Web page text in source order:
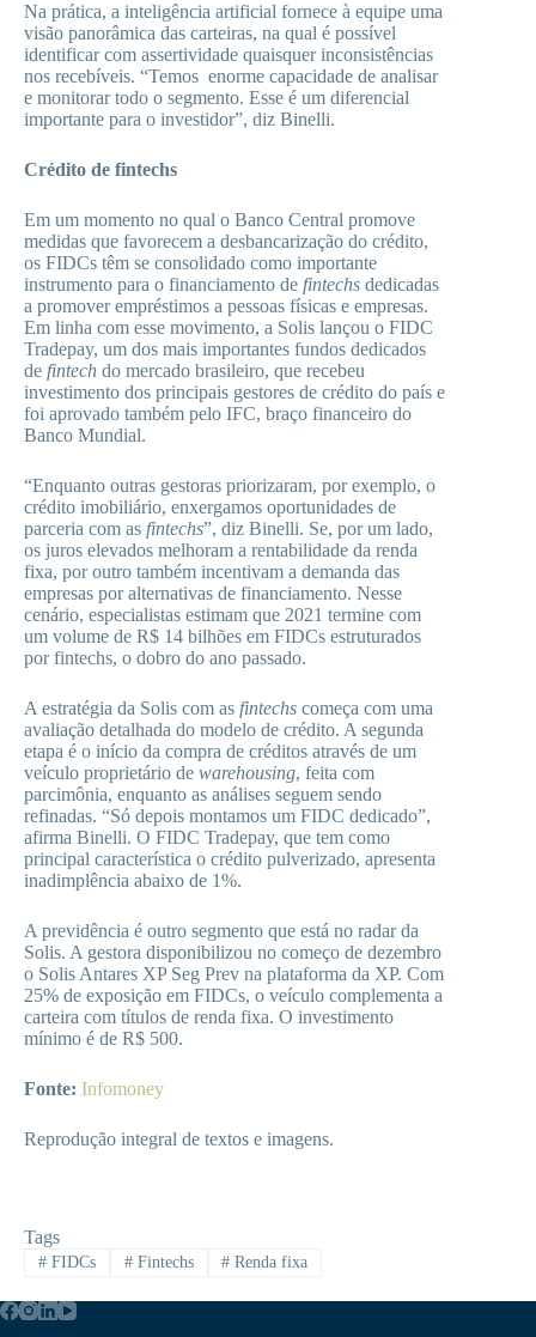
Na prática, a inteligência artificial fornece à equipe uma
visão panorâmica das carteiras, na qual é possível
identificar com assertividade quaisquer inconsistências
nos recebíveis. “Temos enorme capacidade de analisar
e monitorar todo o segmento. Esse é um diferencial
importante para o investidor”, diz Binelli.
Crédito de fintechs
Em um momento no qual o Banco Central promove
medidas que favorecem a desbancarização do crédito,
os FIDCs têm se consolidado como importante
instrumento para o financiamento de fintechs dedicadas
a promover empréstimos a pessoas físicas e empresas.
Em linha com esse movimento, a Solis lançou o FIDC
Tradepay, um dos mais importantes fundos dedicados
de fintech do mercado brasileiro, que recebeu
investimento dos principais gestores de crédito do país e
foi aprovado também pelo IFC, braço financeiro do
Banco Mundial.
“Enquanto outras gestoras priorizaram, por exemplo, o
crédito imobiliário, enxergamos oportunidades de
parceria com as fintechs”, diz Binelli. Se, por um lado,
os juros elevados melhoram a rentabilidade da renda
fixa, por outro também incentivam a demanda das
empresas por alternativas de financiamento. Nesse
cenário, especialistas estimam que 2021 termine com
um volume de R$ 14 bilhões em FIDCs estruturados
por fintechs, o dobro do ano passado.
A estratégia da Solis com as fintechs começa com uma
avaliação detalhada do modelo de crédito. A segunda
etapa é o início da compra de créditos através de um
veículo proprietário de warehousing, feita com
parcimônia, enquanto as análises seguem sendo
refinadas. “Só depois montamos um FIDC dedicado”,
afirma Binelli. O FIDC Tradepay, que tem como
principal característica o crédito pulverizado, apresenta
inadimplência abaixo de 1%.
A previdência é outro segmento que está no radar da
Solis. A gestora disponibilizou no começo de dezembro
o Solis Antares XP Seg Prev na plataforma da XP. Com
25% de exposição em FIDCs, o veículo complementa a
carteira com títulos de renda fixa. O investimento
mínimo é de R$ 500.
Fonte: Infomoney
Reprodução integral de textos e imagens.
Tags
#FIDCs #Fintechs # Renda fixa